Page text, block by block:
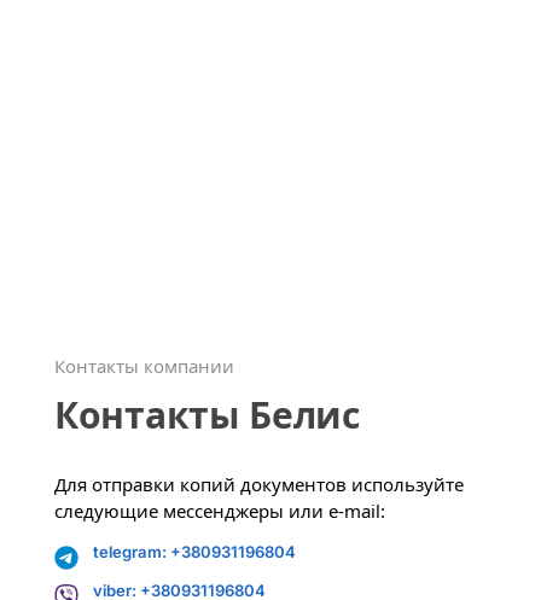
Контакты компании
Контакты Белис
Для отправки копий документов используйте
следующие мессенджеры или e-mail:
telegram: +380931196804
viber: +380931196804